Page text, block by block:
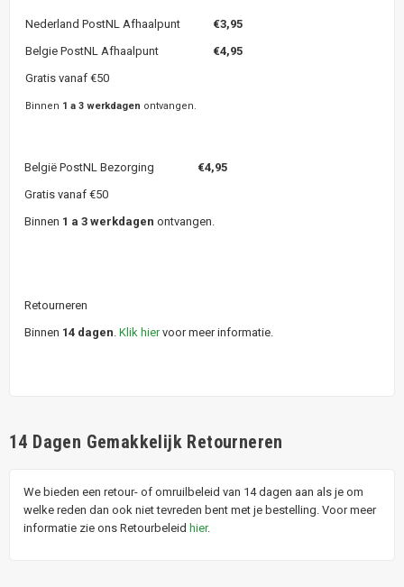
Nederland PostNL Afhaalpunt €3,95
Belgie PostNL Afhaalpunt
€4,95
Gratis vanaf €50
Binnen 1 a 3 werkdagen ontvangen.
België PostNL Bezorging €4,95
Gratis vanaf €50
Binnen 1 a 3 werkdagen ontvangen.
Retourneren
Binnen 14 dagen. Klik hiervoor meer informatie.
14 Dagen Gemakkelijk Retourneren
We bieden een retour- of omruilbeleid van 14 dagen aan als je om
welke reden dan ook niet tevreden bent met je bestelling. Voor meer
informatie zie ons Retourbeleid hier.